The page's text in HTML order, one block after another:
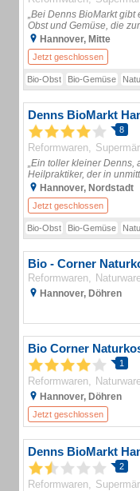
„Bei Denns BioMarkt
Obst und Gemüse, die
Hannover, Mitte
Jetzt geschlossen
Bio-Obst Bio-Gemüse
Denns BioMarkt
8
Reformwaren
„Ein toller kleiner Denns,
Heilpraktiker, der in
Hannover, Nordstadt
Jetzt geschlossen
Bio-Obst Bio-Gemüse
Bio - Corner
Reformwaren
Hannover, Döhren
Bio Corner
1
Reformwaren
Hannover, Döhren
Jetzt geschlossen
Denns BioMarkt
2
Reformwaren